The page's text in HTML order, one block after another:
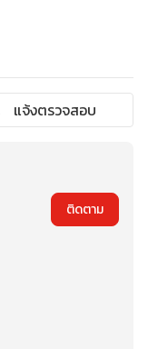
แจ้งตรวจสอบ
ติดตาม